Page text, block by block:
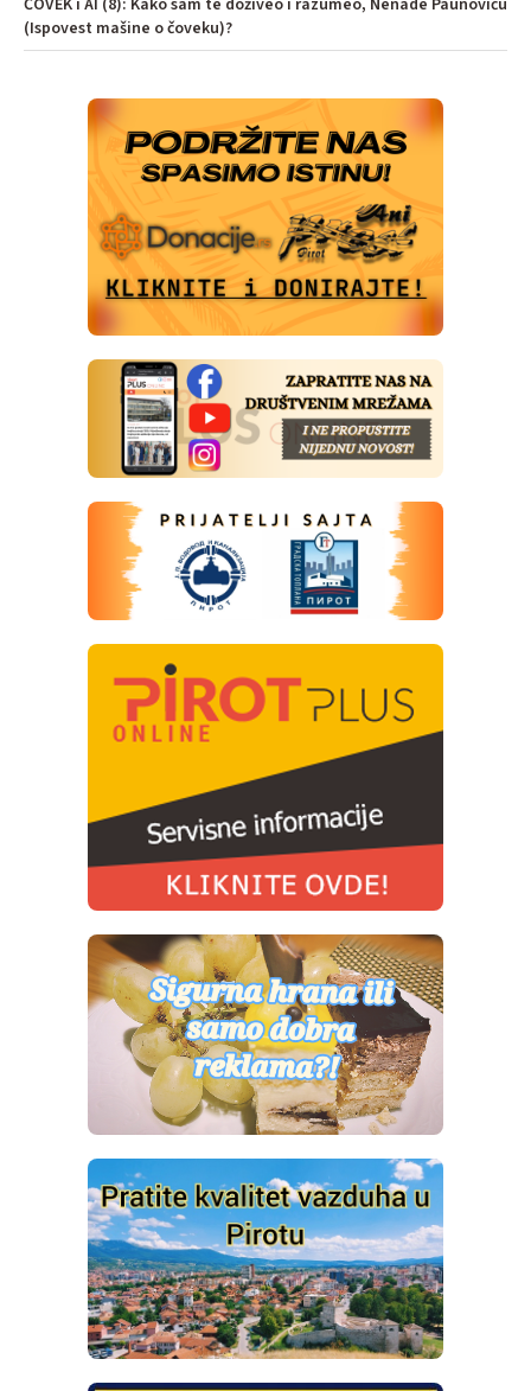
ČOVEK i AI (8): Kako sam te doživeo i razumeo, Nenade Paunoviću
(Ispovest mašine o čoveku)?